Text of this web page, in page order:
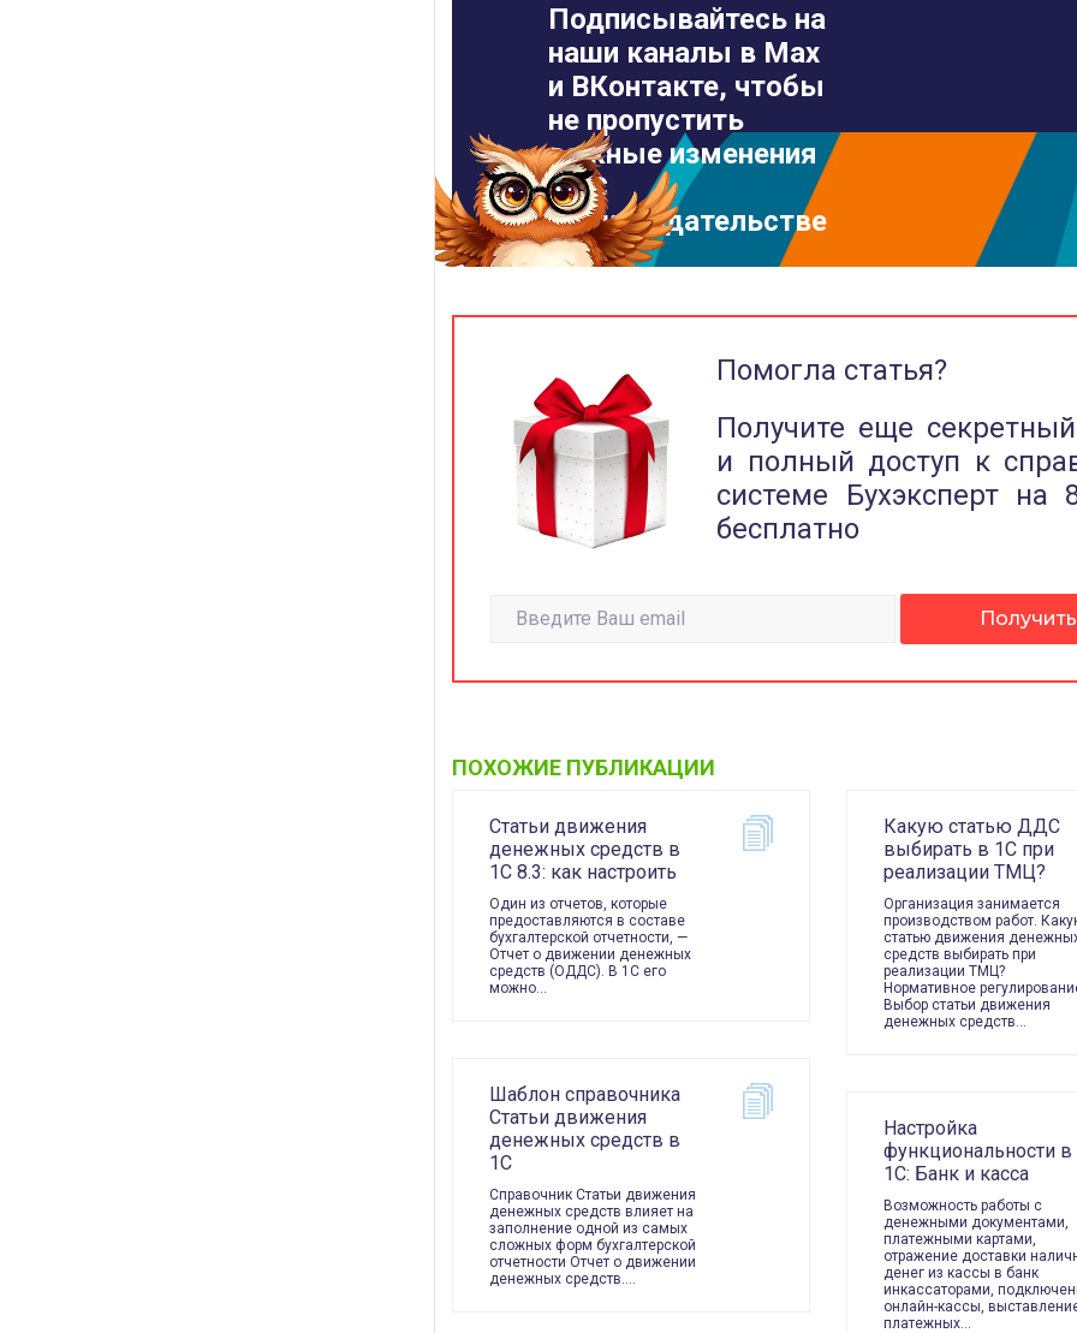
Подписывайтесь на
наши каналы в Max
и ВКонтакте, чтобы
не пропустить
важные изменения
в 1С
и законодательстве
Помогла статья?
Получите еще
и полный доступ к
системе Бухэксперт на
бесплатно
ПОХОЖИЕ ПУБЛИКАЦИИ
Статьи движения
денежных средств в
1С 8.3: как настроить
Один из отчетов, которые
предоставляются в составе
бухгалтерской отчетности, —
Отчет о движении денежных
средств (ОДДС). В 1С его
можно…
Шаблон справочника
Статьи движения
денежных средств в
1С
Справочник Статьи движения
денежных средств влияет на
заполнение одной из самых
сложных форм бухгалтерской
отчетности Отчет о движении
денежных средств.…
Какую статью ДДС
выбирать в 1С при
реализации ТМЦ?
Организация занимается
производством работ.
статью движения
средств выбирать при
реализации ТМЦ?
Нормативное
Выбор статьи движения
денежных средств…
Настройка
функциональности в
1С: Банк и касса
Возможность работы с
денежными документами,
платежными картами,
отражение доставки
денег из кассы в банк
инкассаторами,
онлайн-кассы,
платежных…